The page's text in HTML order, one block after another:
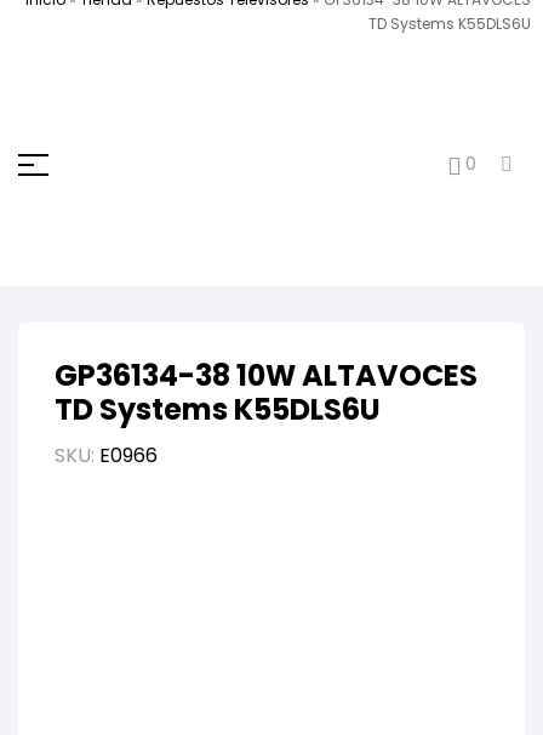
TD Systems K55DLS6U
0
GP36134-38 10W ALTAVOCES
TD Systems K55DLS6U
SKU: E0966